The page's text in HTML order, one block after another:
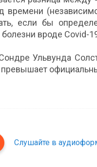
времени
если бы
вроде Covid-
Ульвунда
превышает
Слушайте в